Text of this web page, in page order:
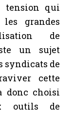
tension qui
grandes
de
un sujet
syndicats de
cette
donc choisi
outils de